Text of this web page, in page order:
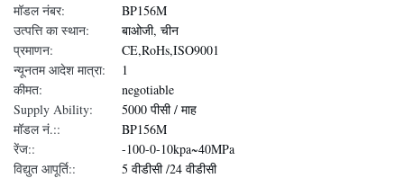
मॉडल नंबर:
BP156M
उत्पत्ति का स्थान:
बाओजी, चीन
प्रमाणन:
CE,RoHs,ISO9001
न्यूनतम आदेश मात्रा:
1
कीमत:
negotiable
Supply Ability:
5000 पीसी / माह
मॉडल नं.::
BP156M
रेंज::
-100-0-10kpa~40MPa
विद्युत आपूर्ति::
5 वीडीसी /24 वीडीसी